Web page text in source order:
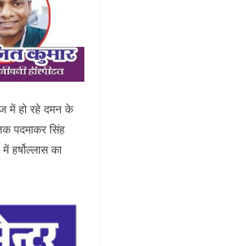
में हो रहे दमन के
पदमाकर सिंह
का